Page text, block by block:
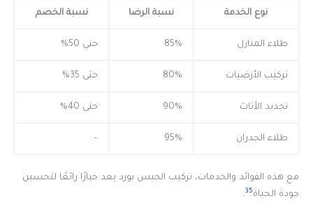
نوع الخدمة نسبة الرضا نسبة الخصم
طلاء المنازل 85% حتى 50%
تركيب الأرضيات 80% حتى 35%
تجديد الأثاث 90% حتى 40%
طلاء الجدران 95%
–
مع هذه الفوائد والخدمات، تركيب الجبس بورد يعد خيارًا رائعًا لتحسين
جودة الحياة35
.